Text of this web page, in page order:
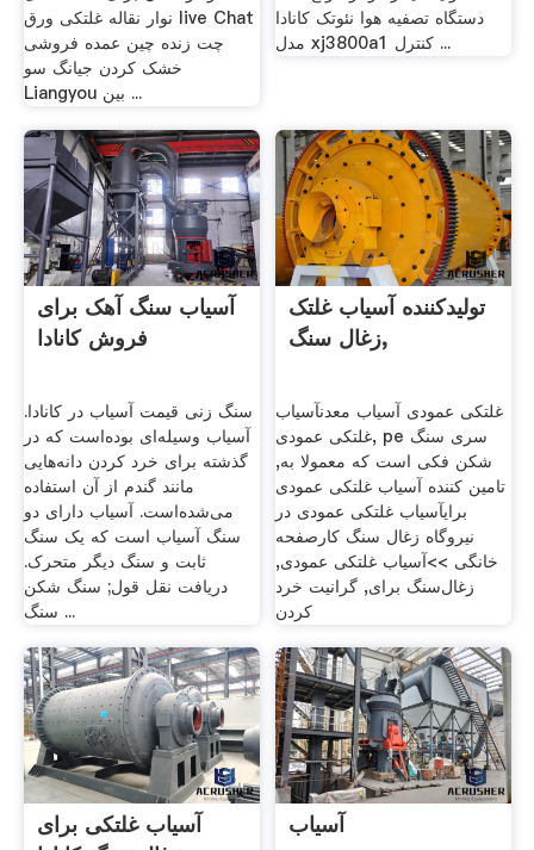
نوار نقاله غلتکی ورق live Chat
چت زنده چین عمده فروشی
خشک کردن جیانگ سو
Liangyou بین ...
دستگاه تصفیه هوا نئوتک کانادا
مدل xj3800a1 کنترل ...
آسیاب سنگ آهک برای
فروش کانادا
سنگ زنی قیمت آسیاب در کانادا.
آسیاب وسیله‌ای بوده‌است که در
گذشته برای خرد کردن دانه‌هایی
مانند گندم از آن استفاده
می‌شده‌است. آسیاب دارای دو
سنگ آسیاب است که یک سنگ
ثابت و سنگ دیگر متحرک.
دریافت نقل قول; سنگ شکن
سنگ ...
تولیدکننده آسیاب غلتک
زغال سنگ,
غلتکی عمودی آسیاب معدنآسیاب
غلتکی عمودی, pe سری سنگ
شکن فکی است که معمولا به,
تامین کننده آسیاب غلتکی عمودی
برایآسیاب غلتکی عمودی در
نیروگاه زغال سنگ کارصفحه
خانگی >>آسیاب غلتکی عمودی,
زغال‌سنگ برای, گرانیت خرد
کردن
آسیاب غلتکی برای
آسیاب